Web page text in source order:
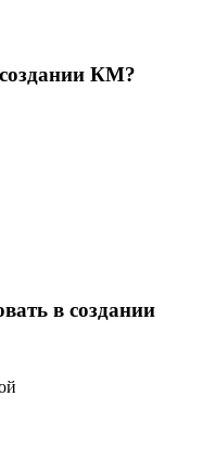
КМ?
в создании